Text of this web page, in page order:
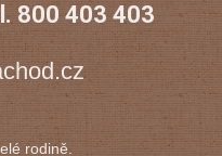
800 403 403
rodině.